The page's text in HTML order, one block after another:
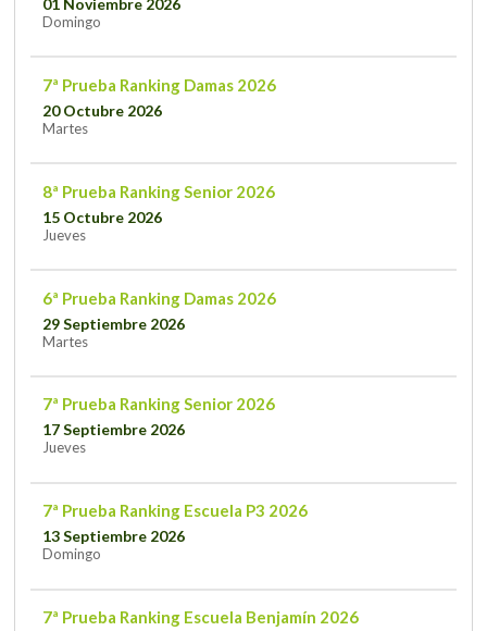
01 Noviembre 2026
Domingo
7ª Prueba Ranking Damas 2026
20 Octubre 2026
Martes
8ª Prueba Ranking Senior 2026
15 Octubre 2026
Jueves
6ª Prueba Ranking Damas 2026
29 Septiembre 2026
Martes
7ª Prueba Ranking Senior 2026
17 Septiembre 2026
Jueves
7ª Prueba Ranking Escuela P3 2026
13 Septiembre 2026
Domingo
7ª Prueba Ranking Escuela Benjamín 2026